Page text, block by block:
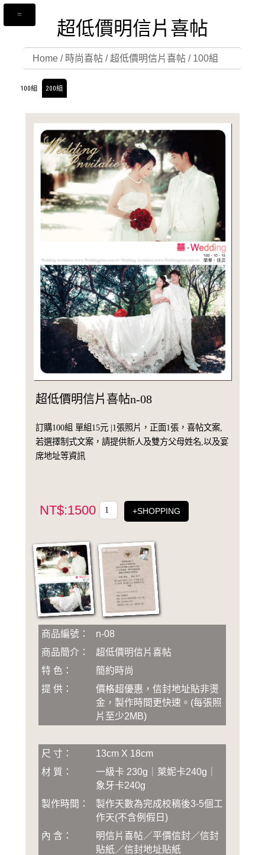
超低價明信片喜帖
Home/ 時尚喜帖/超低價明信片喜帖/ 100組
100組 200組
超低價明信片喜帖n-08
訂購100組 單組15元 |1張照片，正面1張，喜帖文案,
若選擇制式文案，請提供新人及雙方父母姓名,以及宴
席地址等資訊
NT$:1500 +SHOPPING
商品編號：
n-08
商品簡介：
超低價明信片喜帖
特 色：
簡約時尚
提 供：
價格超優惠，信封地址貼非燙
金，製作時間更快速 。 (每張照
片至少2MB)
尺 寸：
13cm X 18cm
材 質：
一級卡 230g｜萊妮卡240g｜
象牙卡240g
製作時間：
製作天數為完成校稿後3-5個工
作天(不含例假日)
內 含：
明信片喜帖／平價信封／信封
貼紙／信封地址貼紙